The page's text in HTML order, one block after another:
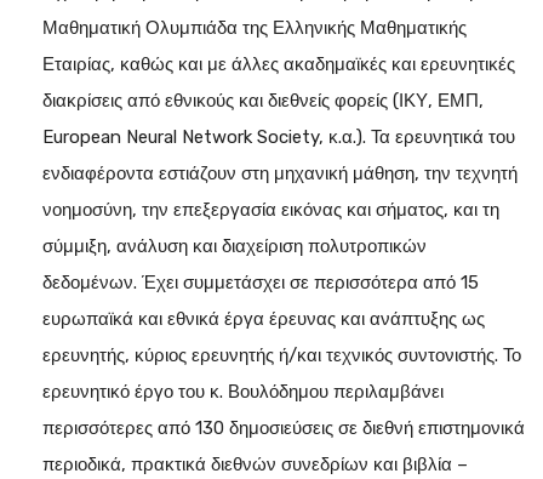
Μαθηματική Ολυμπιάδα της Ελληνικής Μαθηματικής
Εταιρίας, καθώς και με άλλες ακαδημαϊκές και ερευνητικές
διακρίσεις από εθνικούς και διεθνείς φορείς (ΙΚΥ, ΕΜΠ,
European Neural Network Society, κ.α.). Τα ερευνητικά του
ενδιαφέροντα εστιάζουν στη μηχανική μάθηση, την τεχνητή
νοημοσύνη, την επεξεργασία εικόνας και σήματος, και τη
σύμμιξη, ανάλυση και διαχείριση πολυτροπικών
δεδομένων. Έχει συμμετάσχει σε περισσότερα από 15
ευρωπαϊκά και εθνικά έργα έρευνας και ανάπτυξης ως
ερευνητής, κύριος ερευνητής ή/και τεχνικός συντονιστής. Το
ερευνητικό έργο του κ. Βουλόδημου περιλαμβάνει
περισσότερες από 130 δημοσιεύσεις σε διεθνή επιστημονικά
περιοδικά, πρακτικά διεθνών συνεδρίων και βιβλία –